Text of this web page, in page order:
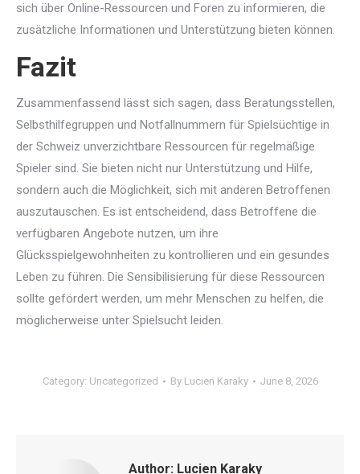
sich über Online-Ressourcen und Foren zu informieren, die
zusätzliche Informationen und Unterstützung bieten können.
Fazit
Zusammenfassend lässt sich sagen, dass Beratungsstellen,
Selbsthilfegruppen und Notfallnummern für Spielsüchtige in
der Schweiz unverzichtbare Ressourcen für regelmäßige
Spieler sind. Sie bieten nicht nur Unterstützung und Hilfe,
sondern auch die Möglichkeit, sich mit anderen Betroffenen
auszutauschen. Es ist entscheidend, dass Betroffene die
verfügbaren Angebote nutzen, um ihre
Glücksspielgewohnheiten zu kontrollieren und ein gesundes
Leben zu führen. Die Sensibilisierung für diese Ressourcen
sollte gefördert werden, um mehr Menschen zu helfen, die
möglicherweise unter Spielsucht leiden.
Category: Uncategorized By Lucien Karaky June 8, 2026
Author: Lucien Karaky